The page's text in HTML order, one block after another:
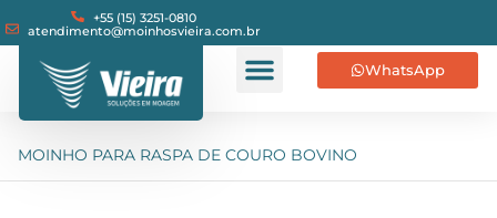
+55 (15) 3251-0810
atendimento@moinhosvieira.com.br
WhatsApp
MOINHO PARA RASPA DE COURO BOVINO